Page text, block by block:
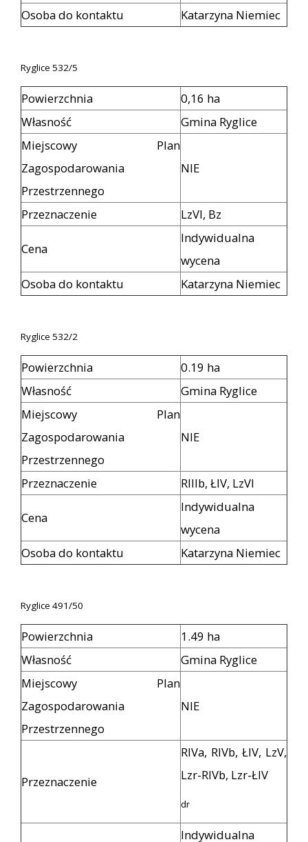
Osoba do kontaktu
Katarzyna Niemiec
Ryglice 532/5
Powierzchnia
0,16 ha
Własność
Gmina Ryglice
Miejscowy Plan
Zagospodarowania
Przestrzennego
NIE
Przeznaczenie LzVI, Bz
Cena
Indywidualna
wycena
Osoba do kontaktu
Katarzyna Niemiec
Ryglice 532/2
Powierzchnia
0.19 ha
Własność
Gmina Ryglice
Miejscowy Plan
Zagospodarowania
Przestrzennego
NIE
Przeznaczenie RIIIb, ŁIV, LzVI
Cena
Indywidualna
wycena
Osoba do kontaktu
Katarzyna Niemiec
Ryglice 491/50
Powierzchnia
1.49 ha
Własność
Gmina Ryglice
Miejscowy Plan
Zagospodarowania
Przestrzennego
NIE
Przeznaczenie
RIVa, RIVb, ŁIV, LzV,
Lzr-RIVb, Lzr-ŁIV
dr
Indywidualna